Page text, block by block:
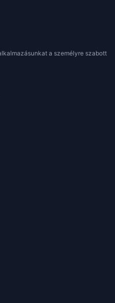
a személyre szabott